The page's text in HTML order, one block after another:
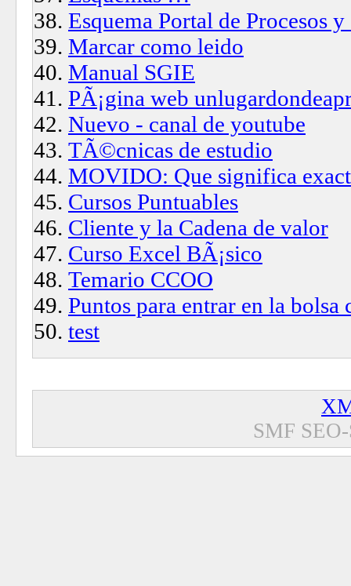
Esquema Portal de Procesos
Marcar como leido
Manual SGIE
PÃ¡gina web
Nuevo - canal de youtube
TÃ©cnicas de estudio
MOVIDO: Que significa
Cursos Puntuables
Cliente y la Cadena de valor
Curso Excel BÃ¡sico
Temario CCOO
Puntos para entrar en la bolsa
test
SMF